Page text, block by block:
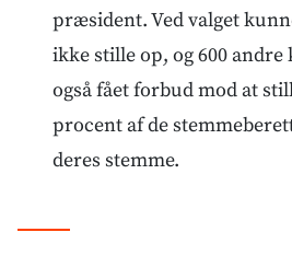
præsident. Ved valget
ikke stille op, og 600
også fået forbud mod at
procent af de
deres stemme.